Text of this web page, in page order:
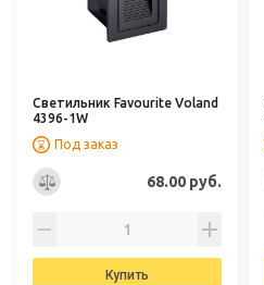
Светильник Favourite Voland
4396-1W
Под заказ
68.00 руб.
Купить